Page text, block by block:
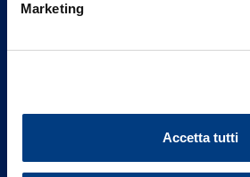
Marketing
Accetta tutti
Part. IVA 01329510158